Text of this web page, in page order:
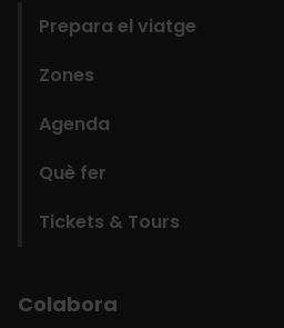
Prepara el viatge
Zones
Agenda
Què fer
Tickets & Tours
Colabora